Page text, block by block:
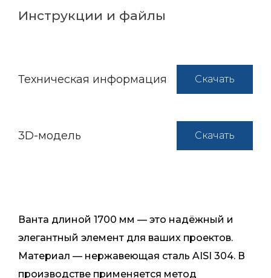
Инструкции и файлы
Техническая информация Скачать
3D-модель Скачать
Ванта длиной 1700 мм — это надёжный и
элегантный элемент для ваших проектов.
Материал — нержавеющая сталь AISI 304. В
производстве применяется метод